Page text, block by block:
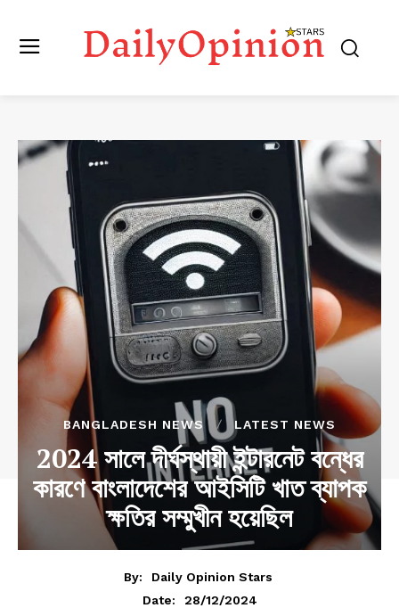
BANGLADESH NEWS LATEST NEWS
2024 সালে দীর্ঘস্থায়ী ইন্টারনেট বন্ধের
কারণে বাংলাদেশের আইসিটি খাত ব্যাপক
ক্ষতির সম্মুখীন হয়েছিল
By:
Daily Opinion Stars
Date:
28/12/2024